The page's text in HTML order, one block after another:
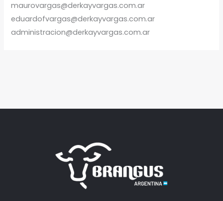
maurovargas@derkayvargas.com.ar
eduardofvargas@derkayvargas.com.ar
administracion@derkayvargas.com.ar